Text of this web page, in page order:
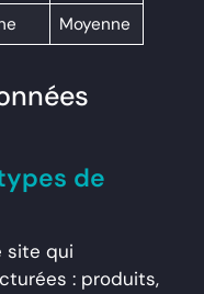
Moyenne
de
site qui
: produits,